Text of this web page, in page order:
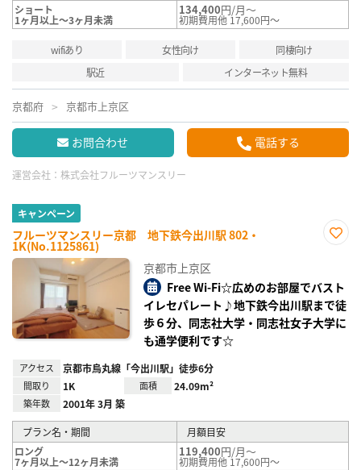
ショート
1ヶ月以上～3ヶ月未満
134,400円/月～
初期費用他 17,600円～
wifiあり 女性向け
同棲向け
駅近
インターネット無料
京都府 京都市上京区
お問合わせ 電話する
運営会社： 株式会社フルーツマンスリー
キャンペーン
フルーツマンスリー京都 地下鉄今出川駅 802・
1K(No.1125861)
録
京都市上京区
Free Wi-Fi☆広めのお部屋でバスト
イレセパレート♪地下鉄今出川駅まで徒
歩６分、同志社大学・同志社女子大学に
も通学便利です☆
アクセス 京都市烏丸線「今出川駅」徒歩6分
間取り 1K 面積 24.09m²
築年数 2001年 3月 築
プラン名・期間
月額目安
ロング
7ヶ月以上～12ヶ月未満
119,400円/月～
初期費用他 17,600円～